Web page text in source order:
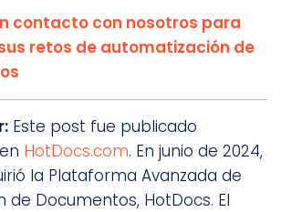
contacto con nosotros para
retos de automatización de
Este post fue publicado
HotDocs.com. En junio de 2024,
la Plataforma Avanzada de
de Documentos, HotDocs. El